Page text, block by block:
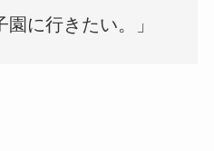
に行きたい。」